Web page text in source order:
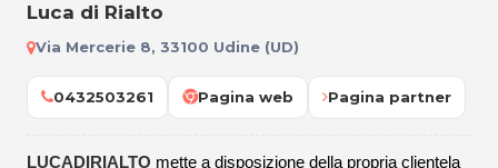
Luca di Rialto
Via Mercerie 8, 33100 Udine (UD)
0432503261 Pagina web Pagina partner
LUCADIRIALTO mette a disposizione della propria clientela